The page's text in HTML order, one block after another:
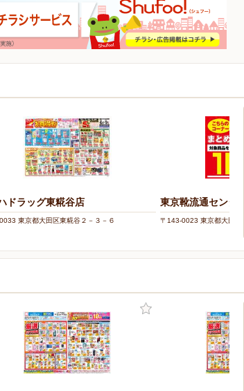
ドラッグ東糀谷店
東京都大田区東糀谷２－３－６
東京靴流通センタ
〒143-0023 東京都大田